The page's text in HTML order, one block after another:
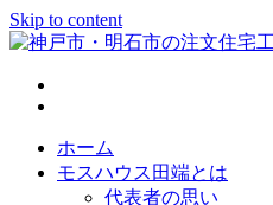
Skip to content
神戸市・明石市の注文住宅工
ホーム
モスハウス田端とは
代表者の思い